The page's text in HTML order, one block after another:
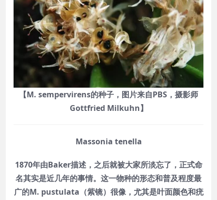
【M. sempervirens的种子，图片来自PBS，摄影师
Gottfried Milkuhn】
Massonia tenella
1870年由Baker描述，之后就被大家所淡忘了，正式命
名其实是近几年的事情。这一物种的形态和普及程度最
广的M. pustulata（紫镜）很像，尤其是叶面颜色和疣